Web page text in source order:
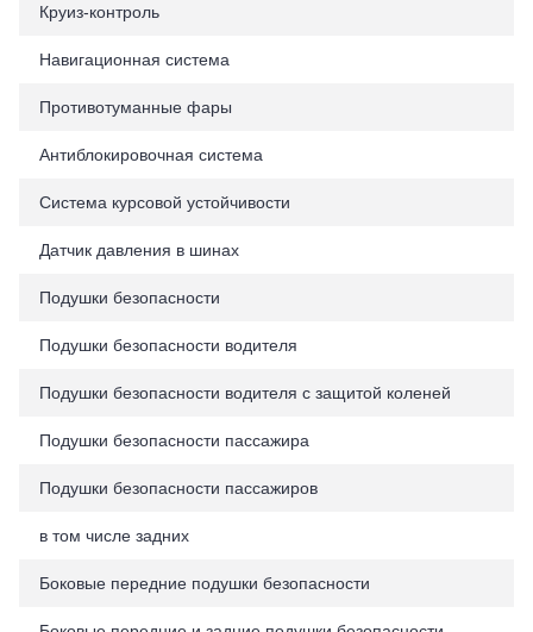
Круиз-контроль
Навигационная система
Противотуманные фары
Антиблокировочная система
Система курсовой устойчивости
Датчик давления в шинах
Подушки безопасности
Подушки безопасности водителя
Подушки безопасности водителя с защитой коленей
Подушки безопасности пассажира
Подушки безопасности пассажиров
в том числе задних
Боковые передние подушки безопасности